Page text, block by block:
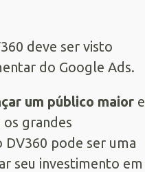
deve ser visto
do Google Ads.
um público maior e
grandes
DV360 pode ser uma
seu investimento em